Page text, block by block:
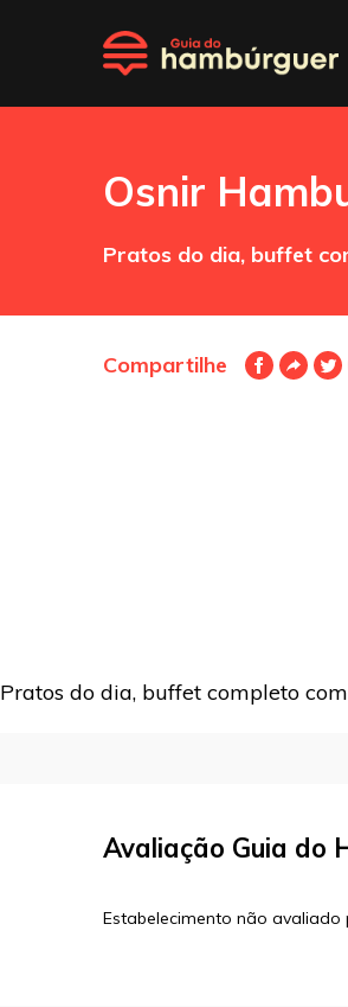
Osnir
Pratos do dia, buffet
Compartilhe
Pratos do dia, buffet completo
Avaliação Guia do
Estabelecimento não avaliado